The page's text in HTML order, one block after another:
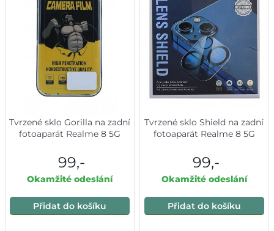
Tvrzené sklo Gorilla na zadní
fotoaparát Realme 8 5G
99,-
Okamžité odeslání
Přidat do košíku
Tvrzené sklo Shield na zadní
fotoaparát Realme 8 5G
99,-
Okamžité odeslání
Přidat do košíku